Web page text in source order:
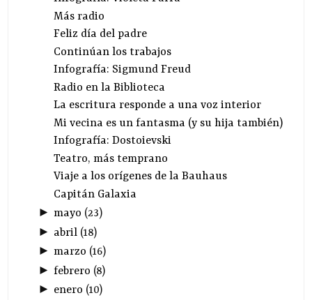
Más radio
Feliz día del padre
Continúan los trabajos
Infografía: Sigmund Freud
Radio en la Biblioteca
La escritura responde a una voz interior
Mi vecina es un fantasma (y su hija también)
Infografía: Dostoievski
Teatro, más temprano
Viaje a los orígenes de la Bauhaus
Capitán Galaxia
► mayo (23)
► abril(18)
► marzo (16)
► febrero (8)
► enero (10)